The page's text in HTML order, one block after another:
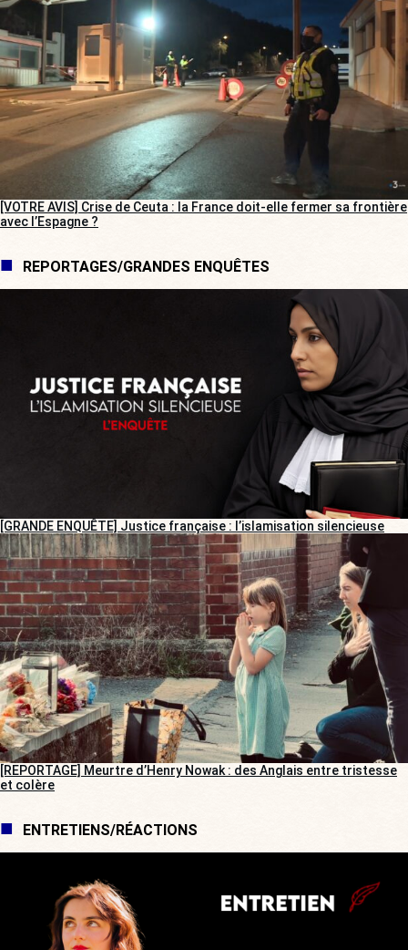
[VOTRE AVIS] Crise de Ceuta : la France doit-elle fermer sa frontière
avec l’Espagne ?
REPORTAGES/GRANDES ENQUÊTES
[GRANDE ENQUÊTE] Justice française : l’islamisation silencieuse
[REPORTAGE] Meurtre d’Henry Nowak : des Anglais entre tristesse
et colère
ENTRETIENS/RÉACTIONS